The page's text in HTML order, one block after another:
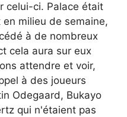
celui-ci. Palace était
milieu de semaine,
à de nombreux
cela aura sur eux
attendre et voir,
à des joueurs
Odegaard, Bukayo
qui n'étaient pas